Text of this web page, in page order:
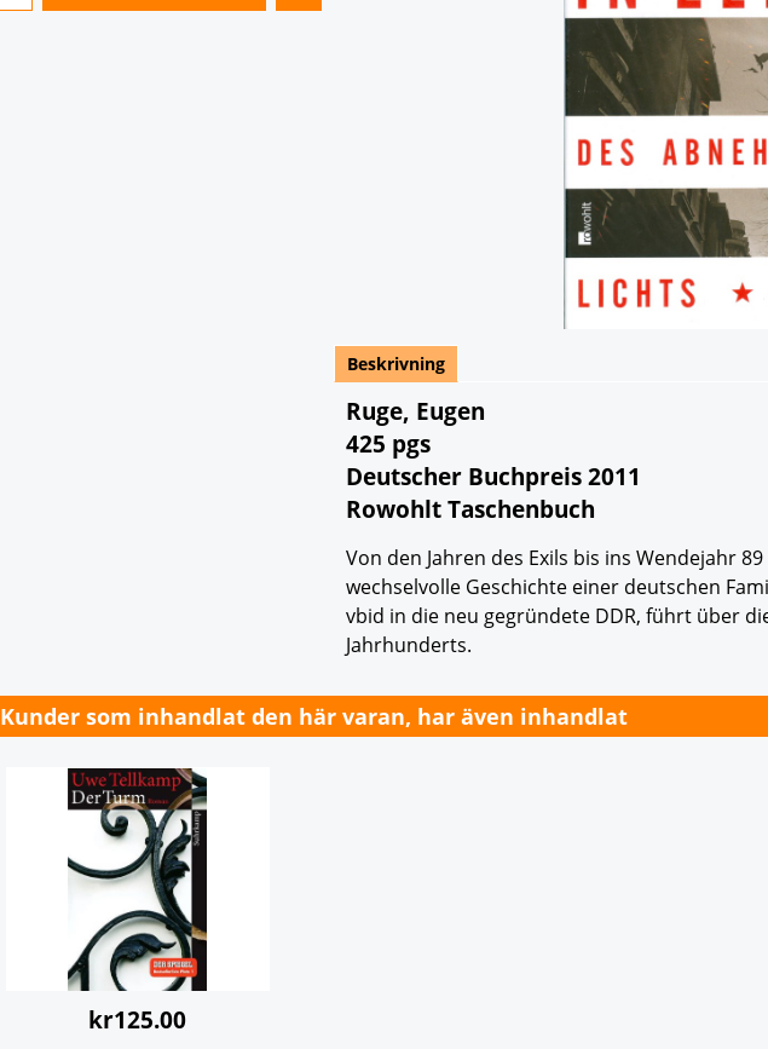
Beskrivning
Ruge, Eugen
425 pgs
Deutscher Buchpreis 2011
Rowohlt Taschenbuch
Von den Jahren des Exils bis ins Wendejahr
wechselvolle Geschichte einer deutschen
vbid in die neu gegründete DDR, führt über
Jahrhunderts.
Kunder som inhandlat den här varan, har även inhandlat
kr125.00